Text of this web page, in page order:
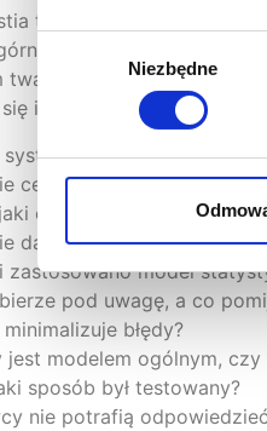
zgody
Niezbędne
to rzetelne
twardymi faktami. Pytajmy
informacji o tym:
zachowuje się w
cele uwzględnia?
efekt został
dane zostały wzięte do
zastosowano model
pod uwagę, a co
błędy?
jest modelem ogólnym,
sposób był testowany?
nie potrafią